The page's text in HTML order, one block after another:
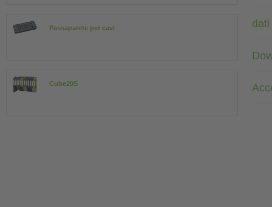
Passaparete per cavi
Cube20S